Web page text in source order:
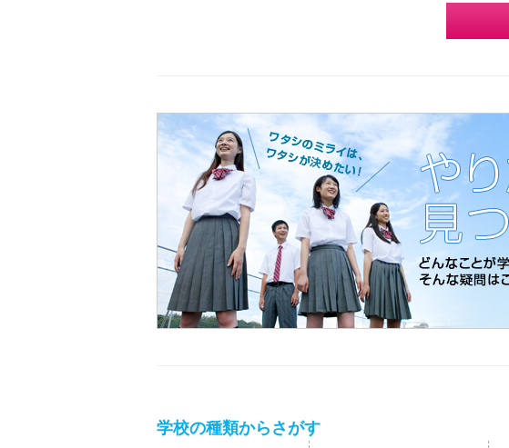
学校の種類からさがす